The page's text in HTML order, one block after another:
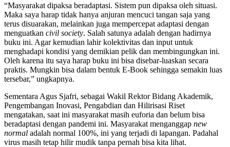
“Masyarakat dipaksa beradaptasi. Sistem pun dipaksa oleh situasi.
Maka saya harap tidak hanya anjuran mencuci tangan saja yang
terus disuarakan, melainkan juga mempercepat adaptasi dengan
menguatkan civil society. Salah satunya adalah dengan hadirnya
buku ini. Agar kemudian lahir kolektivitas dan input untuk
menghadapi kondisi yang demikian pelik dan membingungkan ini.
Oleh karena itu saya harap buku ini bisa disebar-luaskan secara
praktis. Mungkin bisa dalam bentuk E-Book sehingga semakin luas
tersebar,” ungkapnya.
Sementara Agus Sjafri, sebagai Wakil Rektor Bidang Akademik,
Pengembangan Inovasi, Pengabdian dan Hilirisasi Riset
mengatakan, saat ini masyarakat masih euforia dan belum bisa
beradaptasi dengan pandemi ini. Masyarakat menganggap new
normal adalah normal 100%, ini yang terjadi di lapangan. Padahal
virus masih tetap hilir mudik tanpa pernah bisa kita lihat.